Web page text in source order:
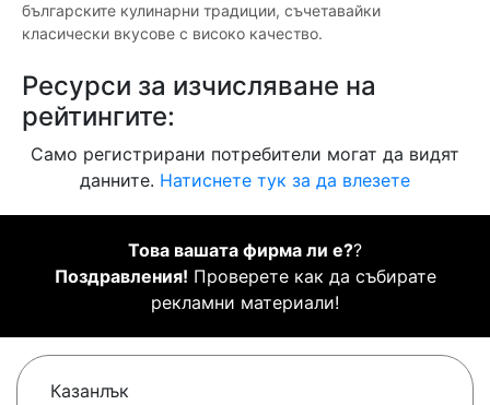
българските кулинарни традиции, съчетавайки
класически вкусове с високо качество.
Ресурси за изчисляване на
рейтингите:
Само регистрирани потребители могат да видят
данните. Натиснете тук за да влезете
Това вашата фирма ли е??
Поздравления! Проверете как да събирате
рекламни материали!
Казанлък